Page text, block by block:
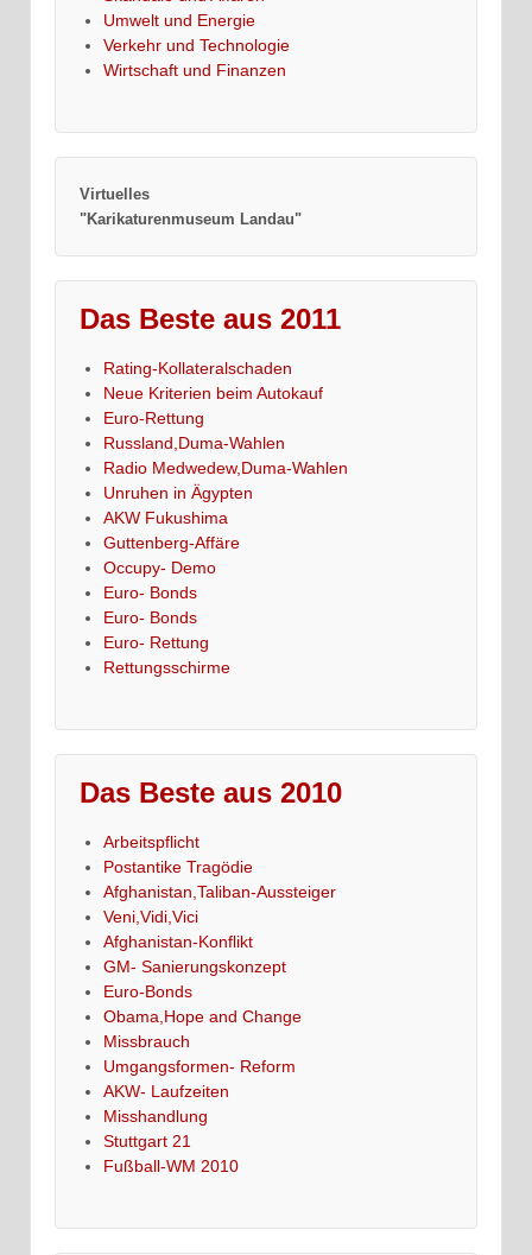
Umwelt und Energie
Verkehr und Technologie
Wirtschaft und Finanzen
Virtuelles
"Karikaturenmuseum Landau"
Das Beste aus 2011
Rating-Kollateralschaden
Neue Kriterien beim Autokauf
Euro-Rettung
Russland,Duma-Wahlen
Radio Medwedew,Duma-Wahlen
Unruhen in Ägypten
AKW Fukushima
Guttenberg-Affäre
Occupy- Demo
Euro- Bonds
Euro- Bonds
Euro- Rettung
Rettungsschirme
Das Beste aus 2010
Arbeitspflicht
Postantike Tragödie
Afghanistan,Taliban-Aussteiger
Veni,Vidi,Vici
Afghanistan-Konflikt
GM- Sanierungskonzept
Euro-Bonds
Obama,Hope and Change
Missbrauch
Umgangsformen- Reform
AKW- Laufzeiten
Misshandlung
Stuttgart 21
Fußball-WM 2010